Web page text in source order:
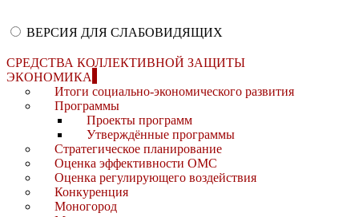
ВЕРСИЯ ДЛЯ СЛАБОВИДЯЩИХ
СРЕДСТВА КОЛЛЕКТИВНОЙ ЗАЩИТЫ
ЭКОНОМИКА
Итоги социально-экономического развития
Программы
Проекты программ
Утверждённые программы
Стратегическое планирование
Оценка эффективности ОМС
Оценка регулирующего воздействия
Конкуренция
Моногород